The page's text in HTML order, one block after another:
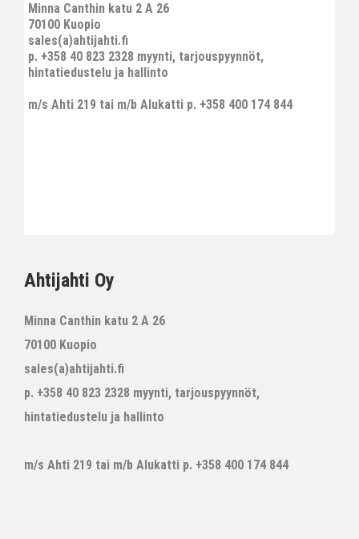
Minna Canthin katu 2 A 26
70100 Kuopio
sales(a)ahtijahti.fi
p. +358 40 823 2328 myynti, tarjouspyynnöt,
hintatiedustelu ja hallinto
m/s Ahti 219 tai m/b Alukatti p. +358 400 174 844
Ahtijahti Oy
Minna Canthin katu 2 A 26
70100 Kuopio
sales(a)ahtijahti.fi
p. +358 40 823 2328 myynti, tarjouspyynnöt,
hintatiedustelu ja hallinto
m/s Ahti 219 tai m/b Alukatti p. +358 400 174 844